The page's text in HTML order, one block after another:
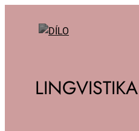
LINGVISTIKA